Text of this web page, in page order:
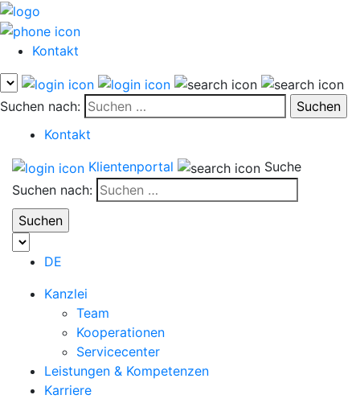
Kontakt
Suchen nach:
Kontakt
Klientenportal
Suche
Suchen nach:
DE
Kanzlei
Team
Kooperationen
Servicecenter
Leistungen & Kompetenzen
Karriere